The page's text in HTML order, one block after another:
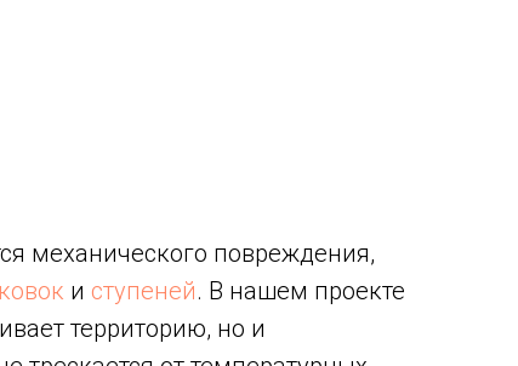
механического повреждения,
и ступеней. В нашем проекте
территорию, но и